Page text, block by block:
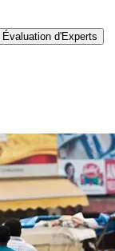
Évaluation d'Experts